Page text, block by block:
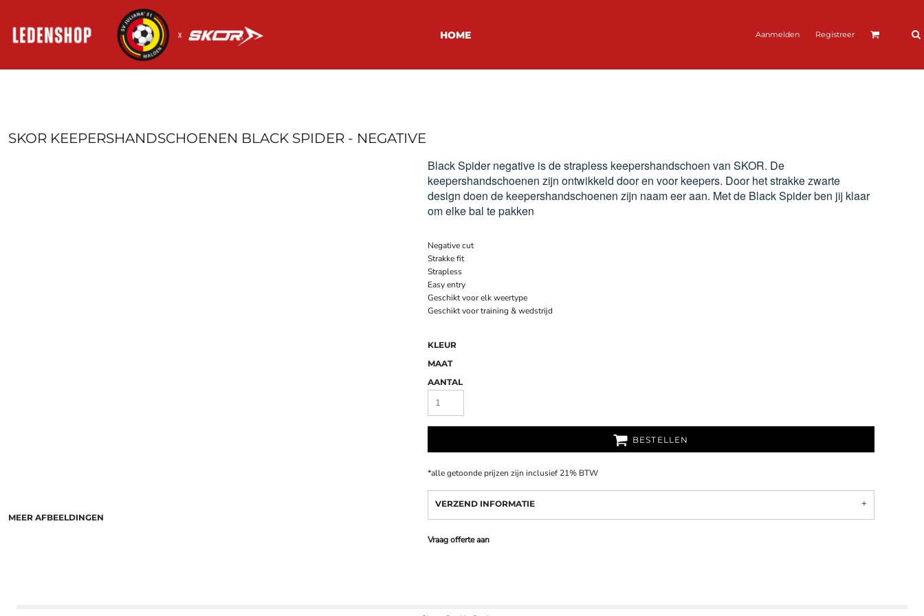
HOME Aanmelden Registreer
SKOR KEEPERSHANDSCHOENEN BLACK SPIDER - NEGATIVE
MEER AFBEELDINGEN
Black Spider negative is de strapless keepershandschoen van SKOR. De
keepershandschoenen zijn ontwikkeld door en voor keepers. Door het strakke zwarte
design doen de keepershandschoenen zijn naam eer aan. Met de Black Spider ben jij klaar
om elke bal te pakken
Negative cut
Strakke fit
Strapless
Easy entry
Geschikt voor elk weertype
Geschikt voor training & wedstrijd
KLEUR
MAAT
AANTAL
BESTELLEN
*alle getoonde prijzen zijn inclusief 21% BTW
VERZEND INFORMATIE
Vraag offerte aan
REGISTREER